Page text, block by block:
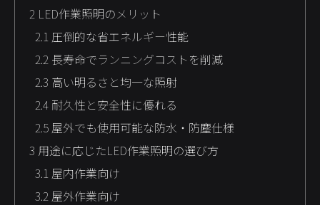
2 LED作業照明のメリット
2.1 圧倒的な省エネルギー性能
2.2 長寿命でランニングコストを削減
2.3 高い明るさと均一な照射
2.4 耐久性と安全性に優れる
2.5 屋外でも使用可能な防水・防塵仕様
3 用途に応じたLED作業照明の選び方
3.1 屋内作業向け
3.2 屋外作業向け